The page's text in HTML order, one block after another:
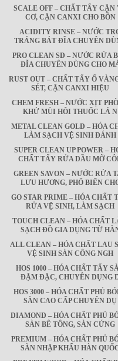
SCALE OFF – CHẤT TẨY CẶN
CƠ, CẶN CANXI CHO BỒN
ACIDITY RINSE – NƯỚC
TRÁNG BÁT ĐĨA CHUYÊN
PRO CLEAN SD – NƯỚC RỬA
ĐĨA CHUYÊN DÙNG CHO
RUST OUT – CHẤT TẨY Ố
SÉT, CẶN CANXI HIỆU
CHEM FRESH – NƯỚC XỊT
KHỬ MÙI HÔI THUỐC LÁ N
METAL CLEAN GOLD – HÓA
LÀM SẠCH VỆ SINH ĐÁNH
SUPER CLEAN UP POWER –
CHẤT TẨY RỬA DẦU MỠ
GREEN SAVON – NƯỚC RỬA
LƯU HƯƠNG, PHỔ BIẾN
GO STAR PRIME – HÓA CHẤT
RỬA VỆ SINH, LÀM SẠCH
TOUCH CLEAN – HÓA CHẤT
SẠCH ĐỒ GIA DỤNG TỪ
ALL CLEAN – HÓA CHẤT LAU
VỆ SINH SÀN CÔNG NGH
HOS 1000 – HÓA CHẤT TẨY
ĐẬM ĐẶC, CHUYÊN DỤNG
HOS 3000 – HÓA CHẤT PHỦ
SÀN CAO CẤP CHUYÊN DỤ
DIAMOND – HÓA CHẤT PHỦ
SÀN BÊ TÔNG, SÀN CỨNG
PREMIUM – HÓA CHẤT PHỦ
SÀN NHẬP KHẨU HÀN